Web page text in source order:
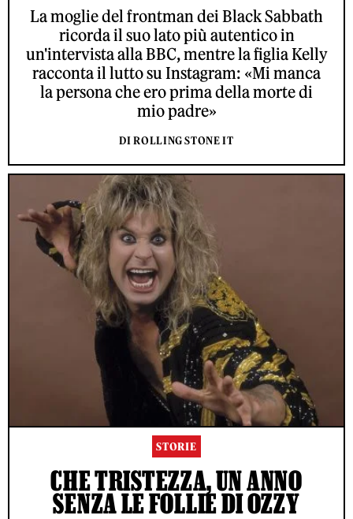
La moglie del frontman dei Black Sabbath
ricorda il suo lato più autentico in
un'intervista alla BBC, mentre la figlia Kelly
racconta il lutto su Instagram: «Mi manca
la persona che ero prima della morte di
mio padre»
DI ROLLING STONE IT
STORIE
CHE TRISTEZZA, UN ANNO
SENZA LE FOLLIE DI OZZY